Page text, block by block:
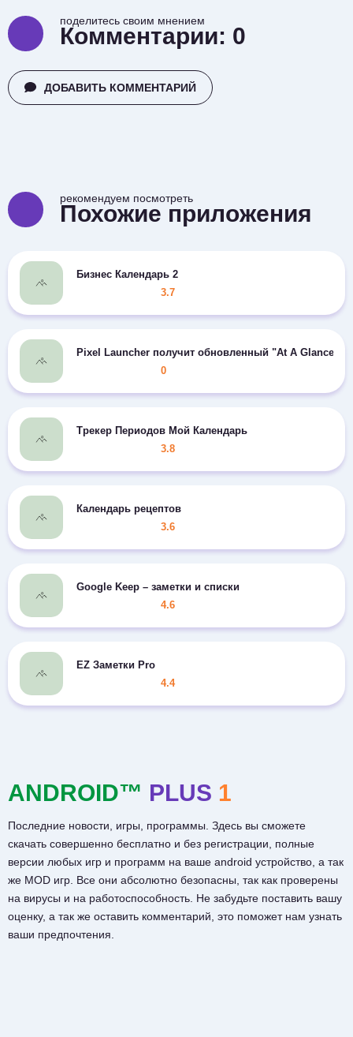
поделитесь своим мнением
Комментарии: 0
ДОБАВИТЬ КОММЕНТАРИЙ
рекомендуем посмотреть
Похожие приложения
Бизнес Календарь 2
3.7
Pixel Launcher получит обновленный "At A Glance"
0
Трекер Периодов Мой Календарь
3.8
Календарь рецептов
3.6
Google Keep – заметки и списки
4.6
EZ Заметки Pro
4.4
ANDROID™ PLUS 1
Последние новости, игры, программы. Здесь вы сможете
скачать совершенно бесплатно и без регистрации, полные
версии любых игр и программ на ваше android устройство, а так
же MOD игр. Все они абсолютно безопасны, так как проверены
на вирусы и на работоспособность. Не забудьте поставить вашу
оценку, а так же оставить комментарий, это поможет нам узнать
ваши предпочтения.